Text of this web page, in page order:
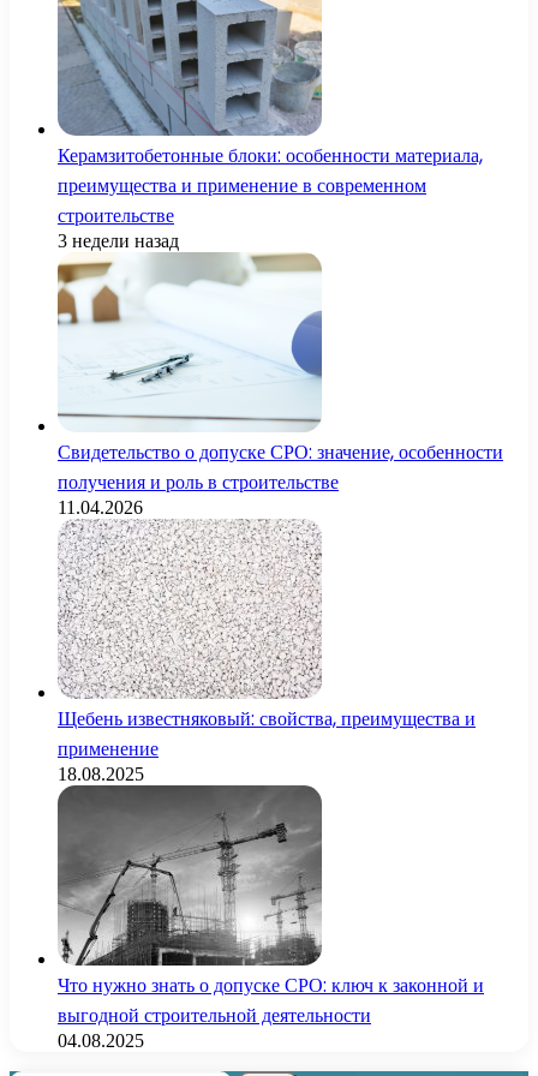
Керамзитобетонные блоки: особенности материала,
преимущества и применение в современном
строительстве
3 недели назад
Свидетельство о допуске СРО: значение, особенности
получения и роль в строительстве
11.04.2026
Щебень известняковый: свойства, преимущества и
применение
18.08.2025
Что нужно знать о допуске СРО: ключ к законной и
выгодной строительной деятельности
04.08.2025